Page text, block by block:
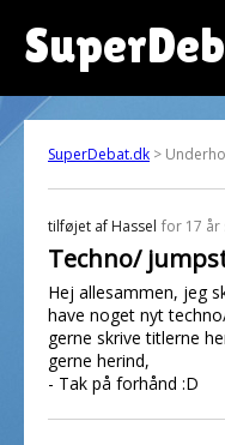
SuperDebat.dk >
tilføjet af Hassel for 17 år
Techno/
Hej allesammen, jeg
have noget nyt
gerne skrive titlerne
gerne herind,
- Tak på forhånd :D